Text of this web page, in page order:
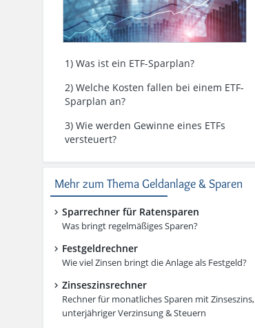
1) Was ist ein ETF-Sparplan?
2) Welche Kosten fallen bei einem ETF-
Sparplan an?
3) Wie werden Gewinne eines ETFs
versteuert?
Mehr zum Thema Geldanlage & Sparen
Sparrechner für Ratensparen
Was bringt regelmäßiges Sparen?
Festgeldrechner
Wie viel Zinsen bringt die Anlage als Festgeld?
Zinseszinsrechner
Rechner für monatliches Sparen mit Zinseszins,
unterjähriger Verzinsung & Steuern